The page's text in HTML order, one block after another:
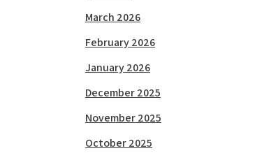
March 2026
February 2026
January 2026
December 2025
November 2025
October 2025